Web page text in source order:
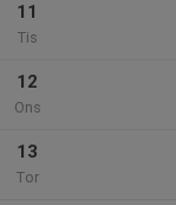
11
Tis
12
Ons
13
Tor